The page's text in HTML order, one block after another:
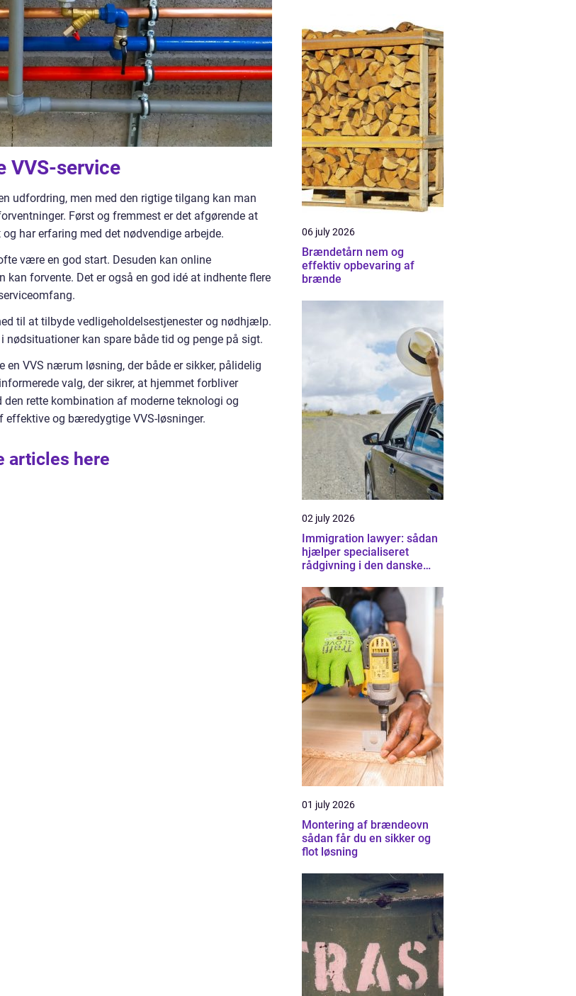
VVS-service
udfordring, men med den rigtige tilgang kan man
Først og fremmest er det afgørende at
har erfaring med det nødvendige arbejde.
være en god start. Desuden kan online
forvente. Det er også en god idé at indhente flere
til at tilbyde vedligeholdelsestjenester og nødhjælp.
kan spare både tid og penge på sigt.
VVS nærum løsning, der både er sikker, pålidelig
valg, der sikrer, at hjemmet forbliver
rette kombination af moderne teknologi og
og bæredygtige VVS-løsninger.
articles here
06 july 2026
Brændetårn nem og
effektiv opbevaring af
brænde
02 july 2026
Immigration lawyer: sådan
hjælper specialiseret
rådgivning i den danske
01 july 2026
Montering af brændeovn
sådan får du en sikker og
flot løsning